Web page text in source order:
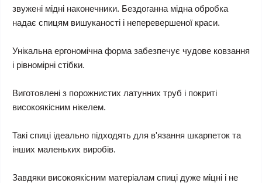
звужені мідні наконечники. Бездоганна мідна обробка
надає спицям вишуканості і неперевершеної краси.
Унікальна ергономічна форма забезпечує чудове ковзання
і рівномірні стібки.
Виготовлені з порожнистих латунних труб і покриті
високоякісним нікелем.
Такі спиці ідеально підходять для в'язання шкарпеток та
інших маленьких виробів.
Завдяки високоякісним матеріалам спиці дуже міцні і не